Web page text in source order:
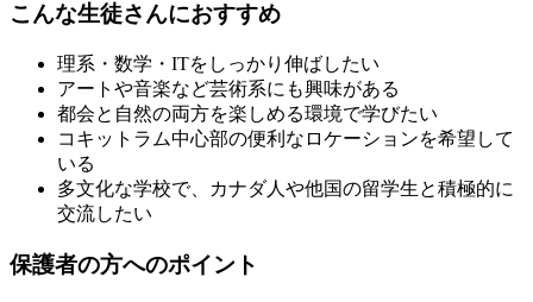
こんな生徒さんにおすすめ
理系・数学・ITをしっかり伸ばしたい
アートや音楽など芸術系にも興味がある
都会と自然の両方を楽しめる環境で学びたい
コキットラム中心部の便利なロケーションを希望して
いる
多文化な学校で、カナダ人や他国の留学生と積極的に
交流したい
保護者の方へのポイント